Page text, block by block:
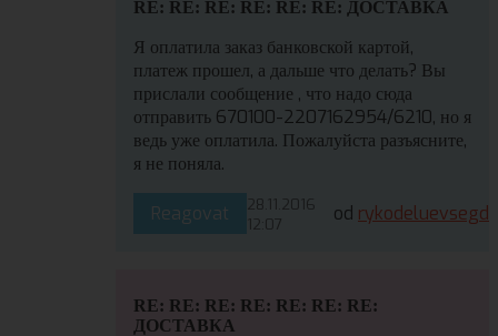
RE: RE: RE: RE: RE: RE: ДОСТАВКА
Я оплатила заказ банковской картой,
платеж прошел, а дальше что делать? Вы
прислали сообщение , что надо сюда
отправить 670100-2207162954/6210, но я
ведь уже оплатила. Пожалуйста разъясните,
я не поняла.
Reagovat
28.11.2016
12:07
od rykodeluevsegda
RE: RE: RE: RE: RE: RE: RE:
ДОСТАВКА